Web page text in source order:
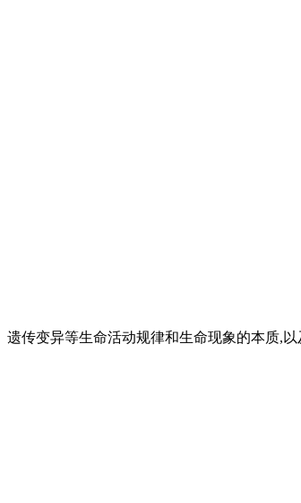
传变异等生命活动规律和生命现象的本质,